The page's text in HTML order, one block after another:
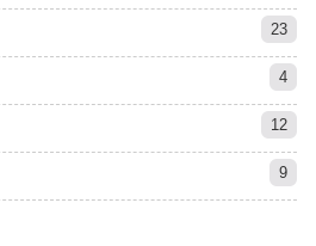
23
4
12
9